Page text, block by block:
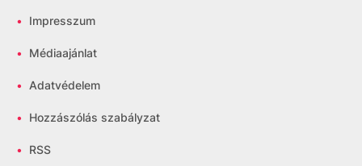
• Impresszum
• Médiaajánlat
• Adatvédelem
• Hozzászólás szabályzat
• RSS